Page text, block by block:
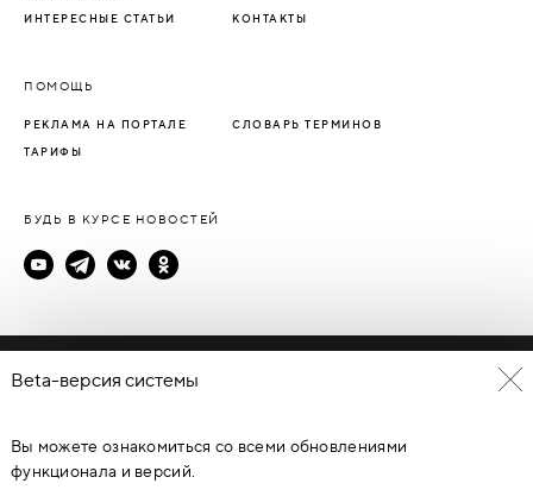
ИНТЕРЕСНЫЕ СТАТЬИ КОНТАКТЫ
ПОМОЩЬ
РЕКЛАМА НА ПОРТАЛЕ СЛОВАРЬ ТЕРМИНОВ
ТАРИФЫ
БУДЬ В КУРСЕ НОВОСТЕЙ
Политика конфиденциальности
© Каталог дверей - DverProf, 2021-2026Материалы сайта
являются объектами авторского права. Запрещается
копирование, распространение, любое использование
Beta-версия системы
Вы можете ознакомиться со всеми обновлениями
функционала и версий.